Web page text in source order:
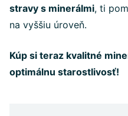
stravy s minerálmi, ti
na vyššiu úroveň.
Kúp si teraz kvalitné
optimálnu starostlivosť!